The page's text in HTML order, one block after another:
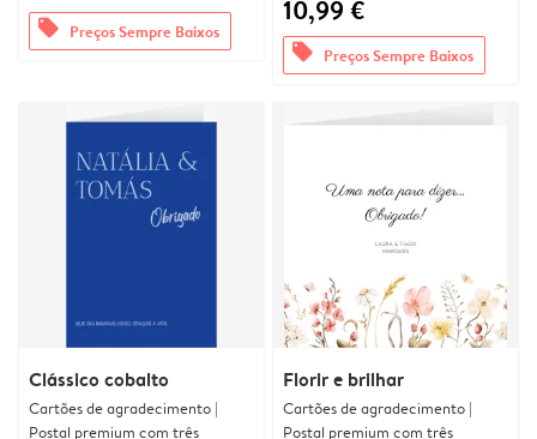
offers Preços Sempre Baixos
10,99 €
offers Preços Sempre Baixos
Clássico cobalto
Cartões de agradecimento |
Postal premium com três
Florir e brilhar
Cartões de agradecimento |
Postal premium com três